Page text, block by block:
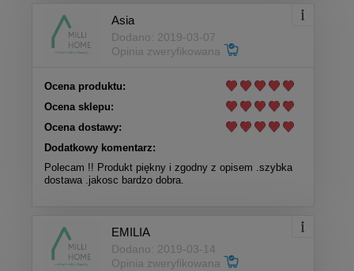
Asia
Dodano: 2019-03-07
Opinia zweryfikowana
Ocena produktu:
Ocena sklepu:
Ocena dostawy:
Dodatkowy komentarz:
Polecam !! Produkt piękny i zgodny z opisem .szybka
dostawa .jakosc bardzo dobra.
EMILIA
Dodano: 2019-03-14
Opinia zweryfikowana